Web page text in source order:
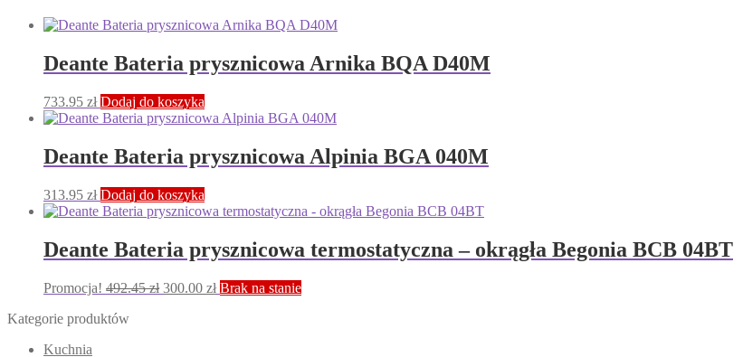
Deante Bateria prysznicowa Arnika BQA D40M
733.95 zł Dodaj do koszyka
Deante Bateria prysznicowa Alpinia BGA 040M
313.95 zł Dodaj do koszyka
Deante Bateria prysznicowa termostatyczna – okrągła Begonia BCB 04BT
Promocja! 492.45zł Pierwotna
300.00 złAktualna
Brak na stanie
Kategorie produktów
Kuchnia